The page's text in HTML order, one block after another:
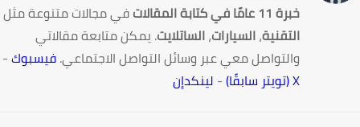
في مجالات متنوعة مثل
السيارات،الساتلايت. يمكن متابعة مقالاتي
معي عبر وسائل التواصل الاجتماعي.فيسبوك-
-لينكدإن